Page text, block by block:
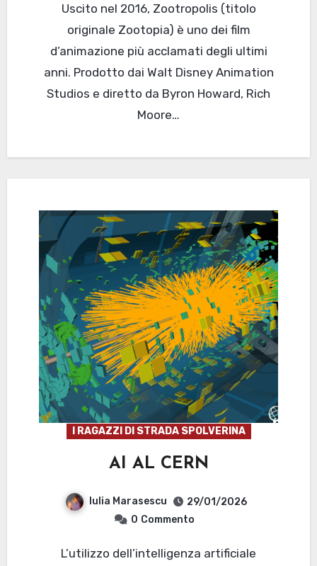
Uscito nel 2016, Zootropolis (titolo
originale Zootopia) è uno dei film
d’animazione più acclamati degli ultimi
anni. Prodotto dai Walt Disney Animation
Studios e diretto da Byron Howard, Rich
Moore…
I RAGAZZI DI STRADA SPOLVERINA
AI AL CERN
Iulia Marasescu
29/01/2026
0 Commento
L’utilizzo dell’intelligenza artificiale